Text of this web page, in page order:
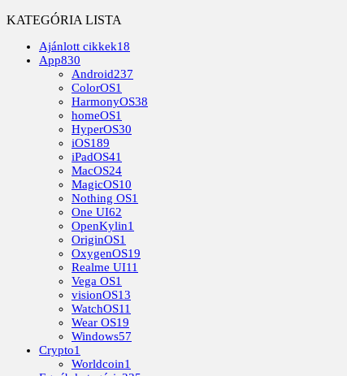
KATEGÓRIA LISTA
Ajánlott cikkek18
App830
Android237
ColorOS1
HarmonyOS38
homeOS1
HyperOS30
iOS189
iPadOS41
MacOS24
MagicOS10
Nothing OS1
One UI62
OpenKylin1
OriginOS1
OxygenOS19
Realme UI11
Vega OS1
visionOS13
WatchOS11
Wear OS19
Windows57
Crypto1
Worldcoin1